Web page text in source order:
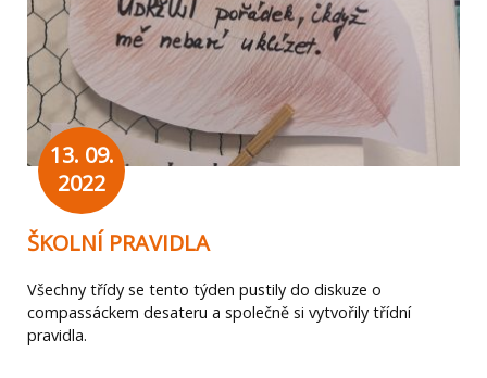
13. 09.
2022
ŠKOLNÍ PRAVIDLA
Všechny třídy se tento týden pustily do diskuze o
compassáckem desateru a společně si vytvořily třídní
pravidla.